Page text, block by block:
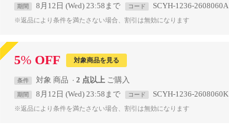
期間 8月12日 (Wed) 23:58まで コード SCYH-1236-2608060A
※返品により条件を満たさない場合、割引は無効になります
5% OFF 対象商品を見る
条件 対象 商品 2 点以上
期間 8月12日 (Wed) 23:58まで コード SCYH-1236-2608060K
※返品により条件を満たさない場合、割引は無効になります